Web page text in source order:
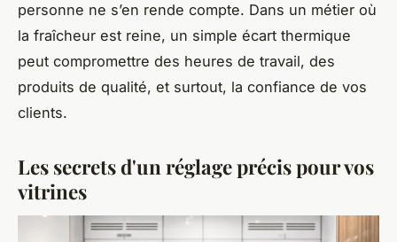
personne ne s’en rende compte. Dans un métier où
la fraîcheur est reine, un simple écart thermique
peut compromettre des heures de travail, des
produits de qualité, et surtout, la confiance de vos
clients.
Les secrets d'un réglage précis pour vos
vitrines